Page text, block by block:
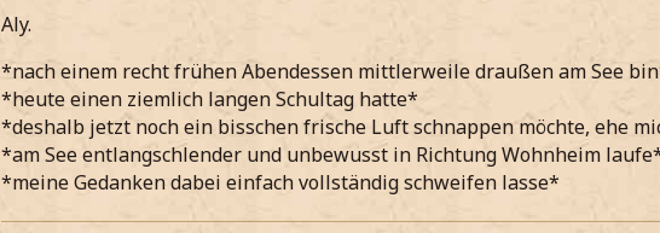
Aly.
*nach einem recht frühen Abendessen mittlerweile draußen am See
*heute einen ziemlich langen Schultag hatte*
*deshalb jetzt noch ein bisschen frische Luft schnappen möchte, ehe
*am See entlangschlender und unbewusst in Richtung Wohnheim
*meine Gedanken dabei einfach vollständig schweifen lasse*